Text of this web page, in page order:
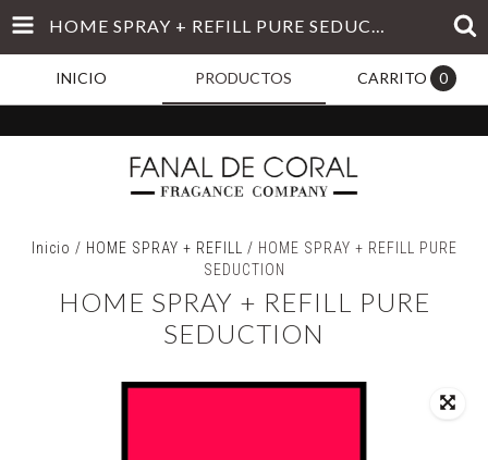
HOME SPRAY + REFILL PURE SEDUCTION
INICIO PRODUCTOS CARRITO 0
Inicio / HOME SPRAY + REFILL / HOME SPRAY + REFILL PURE
SEDUCTION
HOME SPRAY + REFILL PURE
SEDUCTION